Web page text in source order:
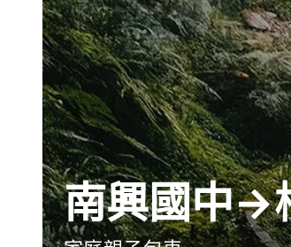
南興國中→